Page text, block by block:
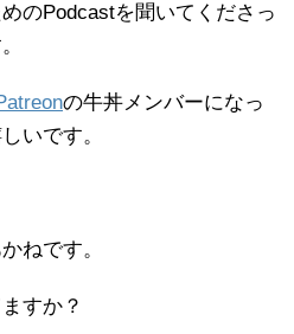
のPodcastを聞いてくださっ
の牛丼メンバーになっ
いです。
ねです。
すか？